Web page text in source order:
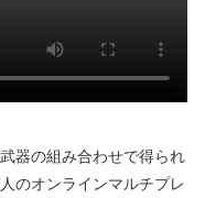
器の組み合わせで得られ
のオンラインマルチプレ